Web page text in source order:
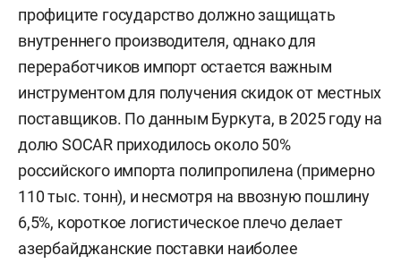
профиците государство должно защищать
внутреннего производителя, однако для
переработчиков импорт остается важным
инструментом для получения скидок от местных
поставщиков. По данным Буркута, в 2025 году на
долю SOCAR приходилось около 50%
российского импорта полипропилена (примерно
110 тыс. тонн), и несмотря на ввозную пошлину
6,5%, короткое логистическое плечо делает
азербайджанские поставки наиболее